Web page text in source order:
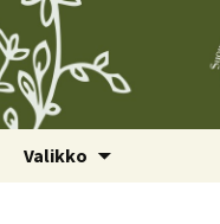
Valikko